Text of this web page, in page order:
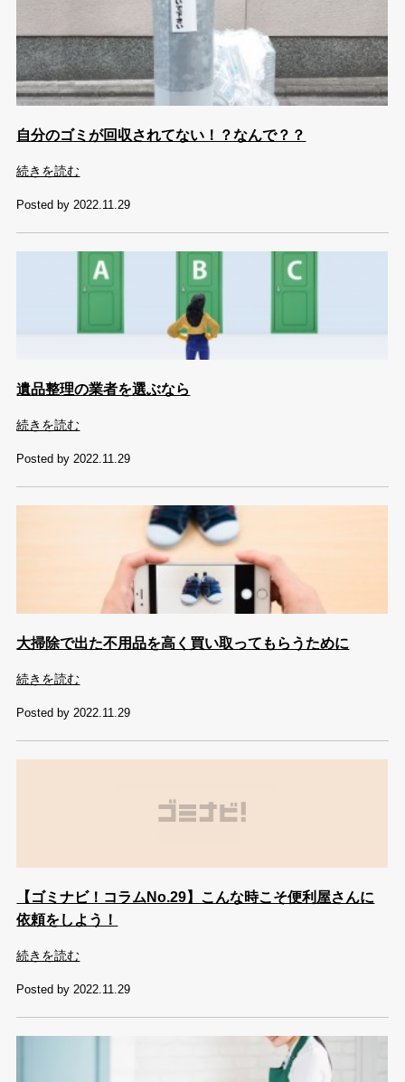
自分のゴミが回収されてない！？なんで？？
続きを読む
Posted by 2022.11.29
遺品整理の業者を選ぶなら
続きを読む
Posted by 2022.11.29
大掃除で出た不用品を高く買い取ってもらうために
続きを読む
Posted by 2022.11.29
【ゴミナビ！コラムNo.29】こんな時こそ便利屋さんに
依頼をしよう！
続きを読む
Posted by 2022.11.29